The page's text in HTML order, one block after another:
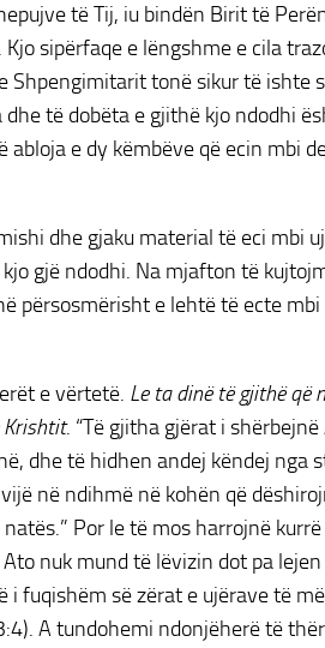
të Tij, iu bindën Birit të
sipërfaqe e lëngshme e cila
Shpengimitarit tonë sikur të ishte
të dobëta e gjithë kjo ndodhi
abloja e dy këmbëve që ecin mbi
dhe gjaku material të eci mbi
gjë ndodhi. Na mjafton të
përsosmërisht e lehtë të ecte
e vërtetë. Le ta dinë të gjithë që
Krishtit. “Të gjitha gjërat i shërbejnë
dhe të hidhen andej këndej nga
në ndihmë në kohën që
Por le të mos harrojnë
nuk mund të lëvizin dot pa lejen
fuqishëm së zërat e ujërave të
A tundohemi ndonjëherë të